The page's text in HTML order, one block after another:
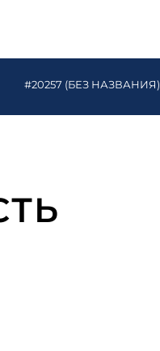
#20257 (БЕЗ НАЗВАНИЯ)